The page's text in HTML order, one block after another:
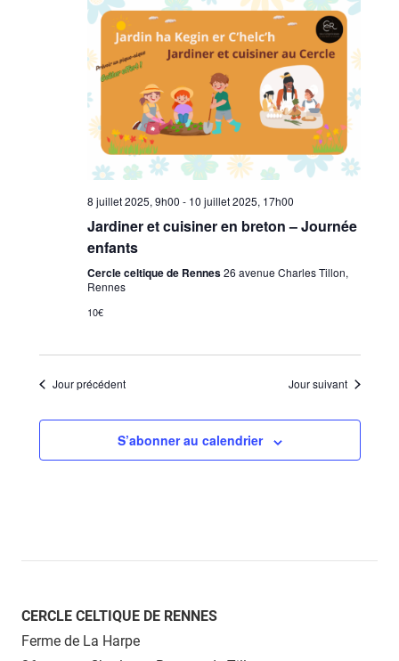
8 juillet 2025, 9h00 - 10 juillet 2025, 17h00
Jardiner et cuisiner en breton – Journée
enfants
Cercle celtique de Rennes26 avenue Charles Tillon,
Rennes
10€
Jour précédent Jour suivant
S’abonner au calendrier
CERCLE CELTIQUE DE RENNES
Ferme de La Harpe